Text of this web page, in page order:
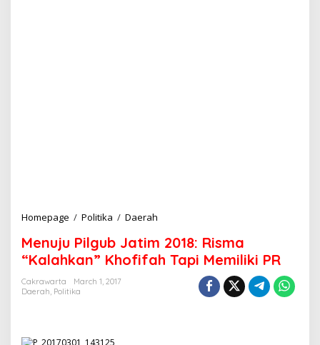
Homepage / Politika / Daerah
n
u
j
Menuju Pilgub Jatim 2018: Risma
“Kalahkan” Khofifah Tapi Memiliki PR
Cakrawarta
March 1, 2017
Daerah, Politika